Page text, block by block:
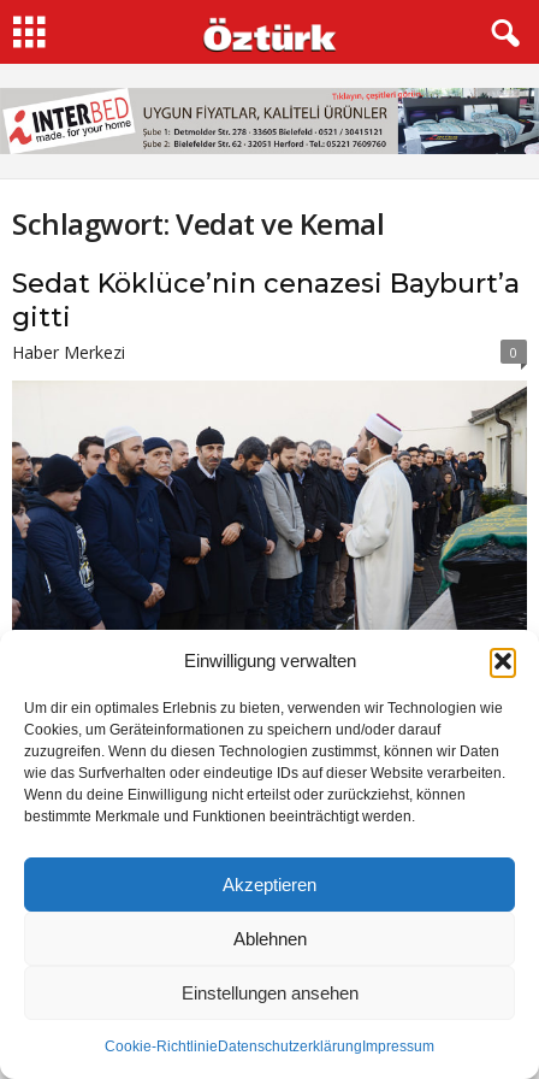
Einwilligung verwalten
Um dir ein optimales Erlebnis zu bieten, verwenden wir Technologien wie
Cookies, um Geräteinformationen zu speichern und/oder darauf
zuzugreifen. Wenn du diesen Technologien zustimmst, können wir Daten
wie das Surfverhalten oder eindeutige IDs auf dieser Website verarbeiten.
Wenn du deine Einwilligung nicht erteilst oder zurückziehst, können
bestimmte Merkmale und Funktionen beeinträchtigt werden.
Akzeptieren
Ablehnen
Einstellungen ansehen
Cookie-Richtlinie Datenschutzerklärung Impressum
Schlagwort: Vedat ve Kemal
Sedat Köklüce’nin cenazesi Bayburt’a
gitti
Haber Merkezi 0
BIELEFELD (Öztürk) Yakalandığı amansız hastalığa yenik düşen Sedat
Köklüce’nin (51) cenaze namazı 11 Aralık 2018 de Ditib Merkez Cami önünde
kılındı. Yoğun ilginin olduğu gözlemlenen...
Datenschutzerklärung